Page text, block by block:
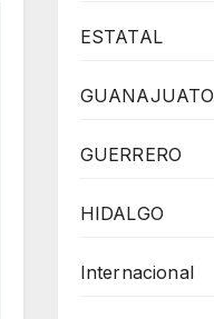
ESTATAL
GUANAJUATO
GUERRERO
HIDALGO
Internacional